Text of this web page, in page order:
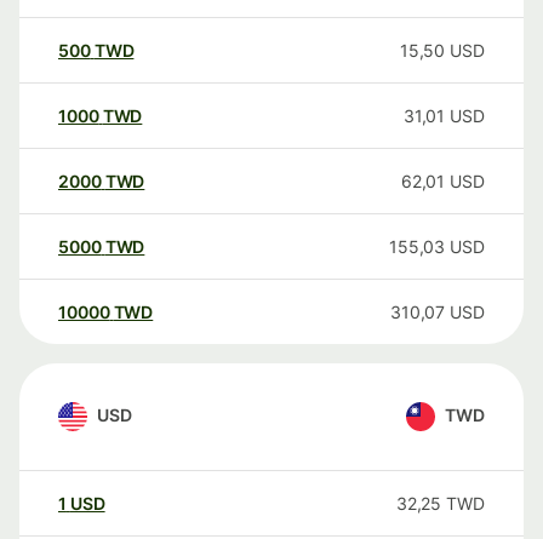
500TWD 15,50 USD
1000TWD 31,01 USD
2000TWD 62,01 USD
5000TWD 155,03 USD
10000 TWD 310,07 USD
USD TWD
1 USD 32,25 TWD